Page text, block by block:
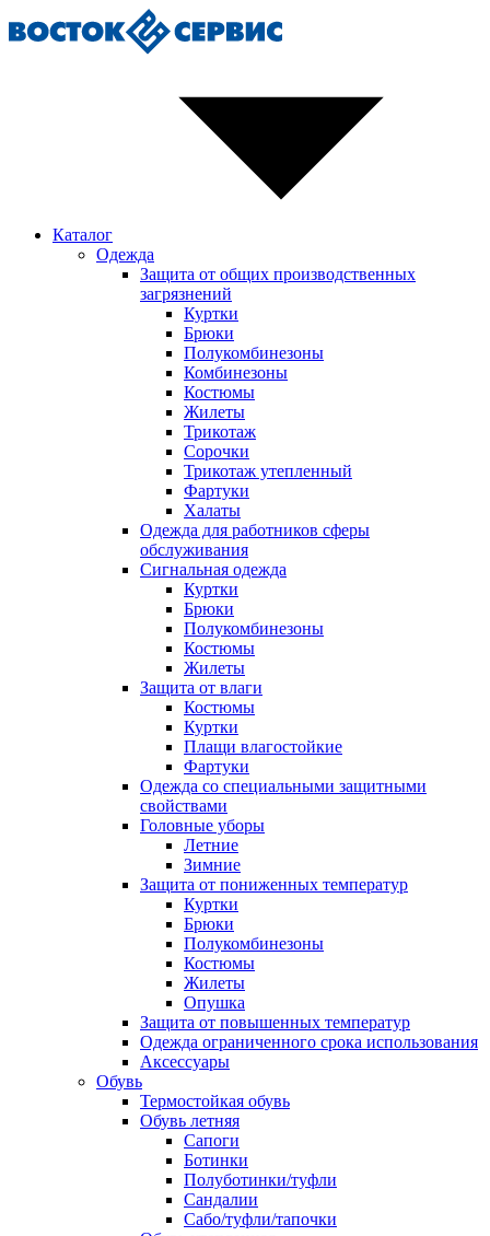
Каталог
Одежда
Защита от общих производственных
загрязнений
Куртки
Брюки
Полукомбинезоны
Комбинезоны
Костюмы
Жилеты
Трикотаж
Сорочки
Трикотаж утепленный
Фартуки
Халаты
Одежда для работников сферы
обслуживания
Сигнальная одежда
Куртки
Брюки
Полукомбинезоны
Костюмы
Жилеты
Защита от влаги
Костюмы
Куртки
Плащи влагостойкие
Фартуки
Одежда со специальными защитными
свойствами
Головные уборы
Летние
Зимние
Защита от пониженных температур
Куртки
Брюки
Полукомбинезоны
Костюмы
Жилеты
Опушка
Защита от повышенных температур
Одежда ограниченного срока использования
Аксессуары
Обувь
Термостойкая обувь
Обувь летняя
Сапоги
Ботинки
Полуботинки/туфли
Сандалии
Сабо/туфли/тапочки